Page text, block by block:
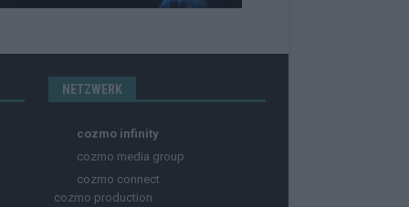
NETZWERK
cozmo infinity
cozmo media group
cozmo connect
cozmo production